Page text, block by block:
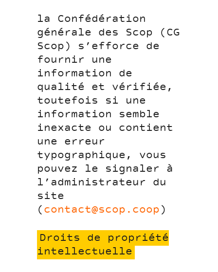
la Confédération
générale des Scop (CG
Scop) s’efforce de
fournir une
information de
qualité et vérifiée,
toutefois si une
information semble
inexacte ou contient
une erreur
typographique, vous
pouvez le signaler à
l’administrateur du
site
(contact@scop.coop)
Droits de propriété
intellectuelle